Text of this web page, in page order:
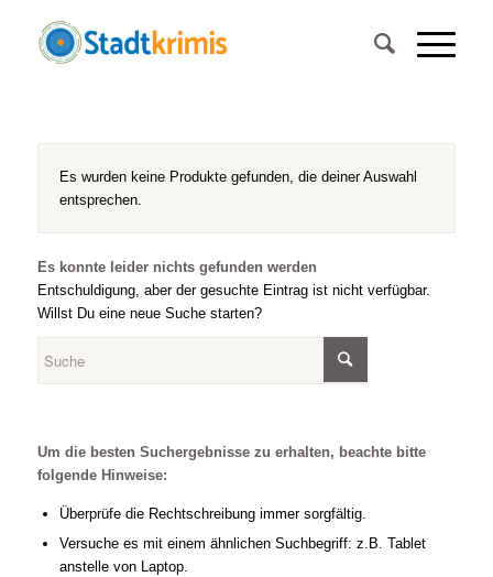
Es wurden keine Produkte gefunden, die deiner Auswahl
entsprechen.
Es konnte leider nichts gefunden werden
Entschuldigung, aber der gesuchte Eintrag ist nicht verfügbar.
Willst Du eine neue Suche starten?
Um die besten Suchergebnisse zu erhalten, beachte bitte
folgende Hinweise:
Überprüfe die Rechtschreibung immer sorgfältig.
Versuche es mit einem ähnlichen Suchbegriff: z.B. Tablet
anstelle von Laptop.